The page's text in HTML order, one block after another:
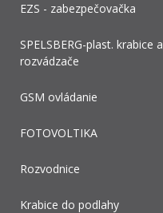
EZS - zabezpečovačka
SPELSBERG-plast. krabice a
rozvádzače
GSM ovládanie
FOTOVOLTIKA
Rozvodnice
Krabice do podlahy